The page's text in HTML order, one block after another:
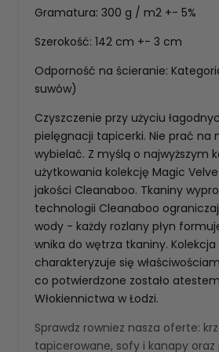
Gramatura: 300 g / m2 +- 5%
Szerokość: 142 cm +- 3 cm
Odporność na ścieranie:
suwów)
Czyszczenie przy użyciu
pielęgnacji tapicerki. Nie prać na
wybielać. Z myślą o najwyższym
użytkowania kolekcję Magic
jakości Cleanaboo. Tkaniny
technologii Cleanaboo
wody - każdy rozlany płyn
wnika do wętrza tkaniny.
charakteryzuje się
co potwierdzone zostało
Włokiennictwa w Łodzi.
Sprawdz rowniez nasza oferte:
tapicerowane, sofy i kanapy oraz